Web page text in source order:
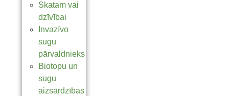
Skatam vai
dzīvībai
Invazīvo
sugu
pārvaldnieks
Biotopu un
sugu
aizsardzības